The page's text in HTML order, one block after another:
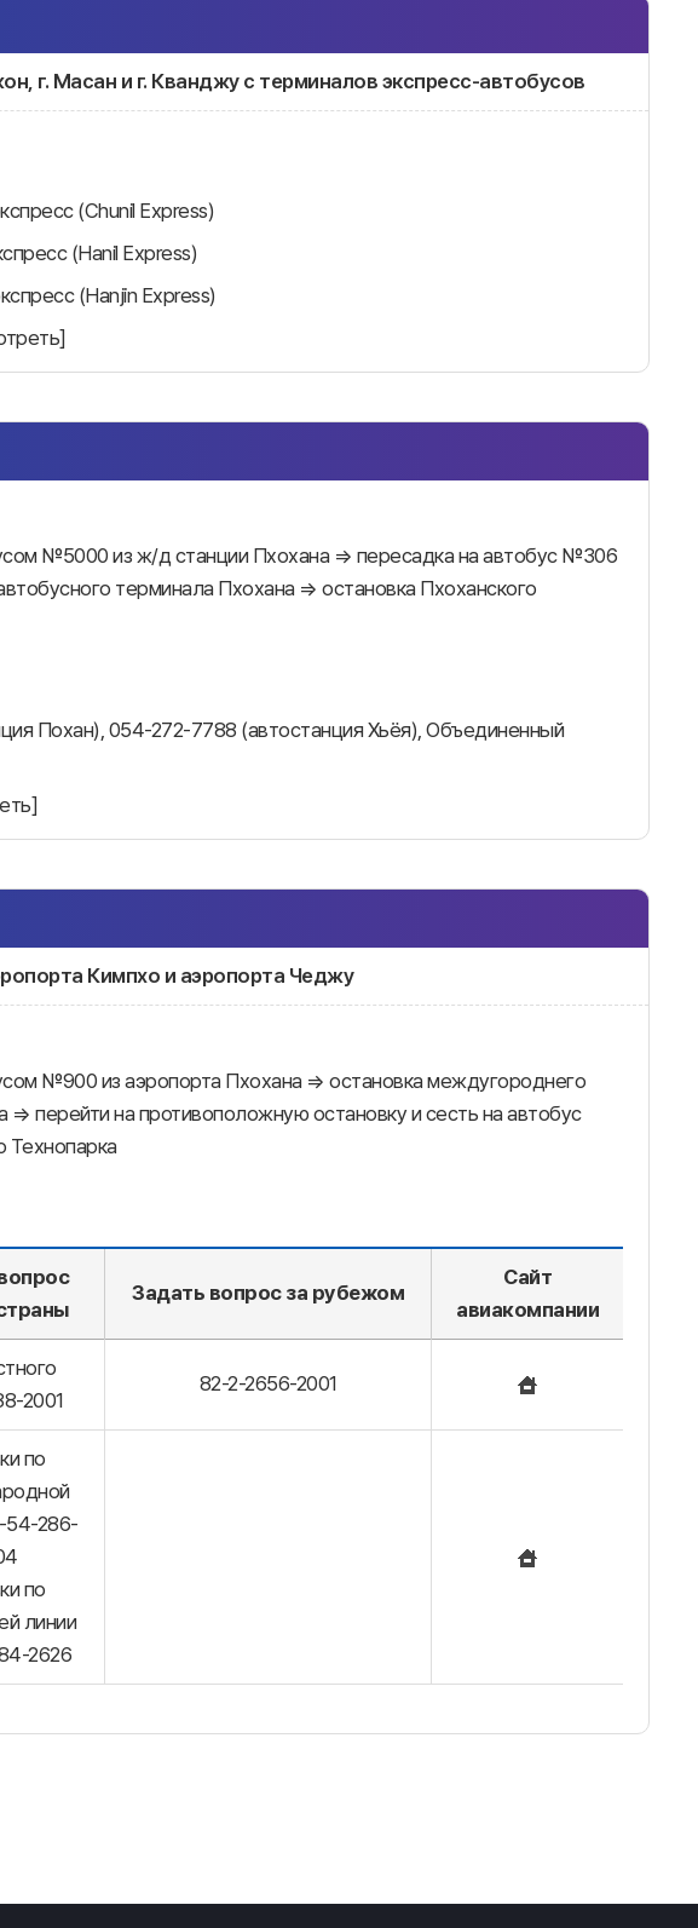
г. Масан и г. Кванджу с терминалов экспресс-автобусов
(Chunil Express)
(Hanil Express)
(Hanjin Express)
№5000 из ж/д станции Пхохана ⇒ пересадка на автобус №306
терминала Пхохана ⇒ остановка Пхоханского
Похан), 054-272-7788 (автостанция Хьёя), Объединенный
Кимпхо и аэропорта Чеджу
№900 из аэропорта Пхохана ⇒ остановка междугороднего
⇒ перейти на противоположную остановку и сесть на автобус
Задать вопрос за рубежом
Сайт
авиакомпании
2001
82-2-2656-2001
по
54-286-
по
линии
2626